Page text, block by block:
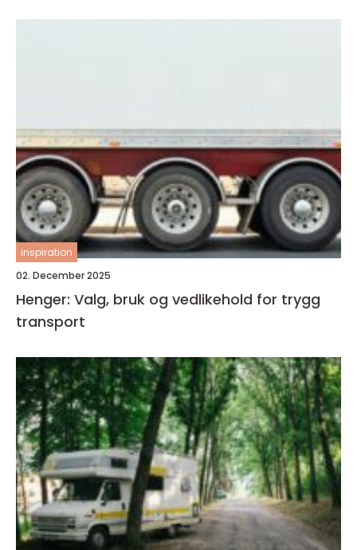
inspiration
02. December 2025
Henger: Valg, bruk og vedlikehold for trygg
transport